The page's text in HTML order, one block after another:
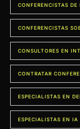
CONFERENCISTAS
CONFERENCISTAS
CONSULTORES EN
CONTRATAR
ESPECIALISTAS EN
ESPECIALISTAS EN IA